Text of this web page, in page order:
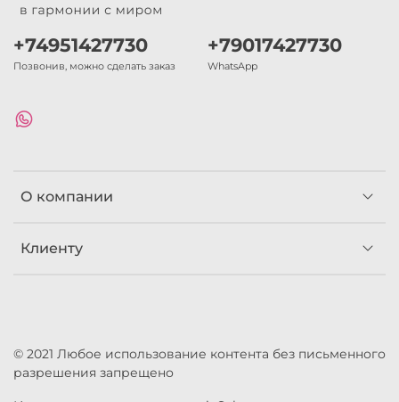
О компании
Клиенту
+74951427730
Позвонив, можно сделать заказ
+79017427730
WhatsApp
© 2021 Любое использование контента без письменного
разрешения запрещено